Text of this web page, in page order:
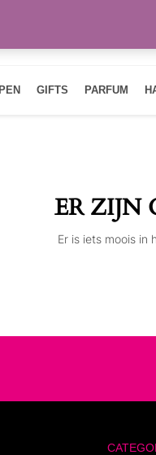
GIFTS PARFUM
ER ZIJN
Er is iets moois in